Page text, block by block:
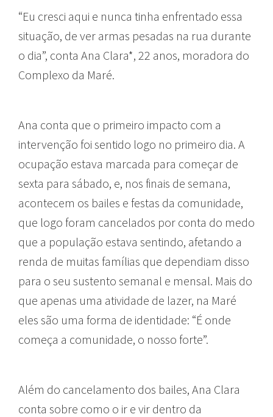
“Eu cresci aqui e nunca tinha enfrentado essa
situação, de ver armas pesadas na rua durante
o dia”, conta Ana Clara*, 22 anos, moradora do
Complexo da Maré.
Ana conta que o primeiro impacto com a
intervenção foi sentido logo no primeiro dia. A
ocupação estava marcada para começar de
sexta para sábado, e, nos finais de semana,
acontecem os bailes e festas da comunidade,
que logo foram cancelados por conta do medo
que a população estava sentindo, afetando a
renda de muitas famílias que dependiam disso
para o seu sustento semanal e mensal. Mais do
que apenas uma atividade de lazer, na Maré
eles são uma forma de identidade: “É onde
começa a comunidade, o nosso forte”.
Além do cancelamento dos bailes, Ana Clara
conta sobre como o ir e vir dentro da